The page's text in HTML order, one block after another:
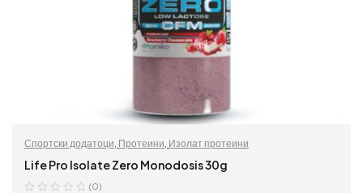
Спортски додатоци Протеини Изолат протеини
Life Pro Isolate Zero Monodosis 30g
(0)